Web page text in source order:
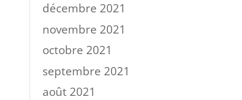
décembre 2021
novembre 2021
octobre 2021
septembre 2021
août 2021